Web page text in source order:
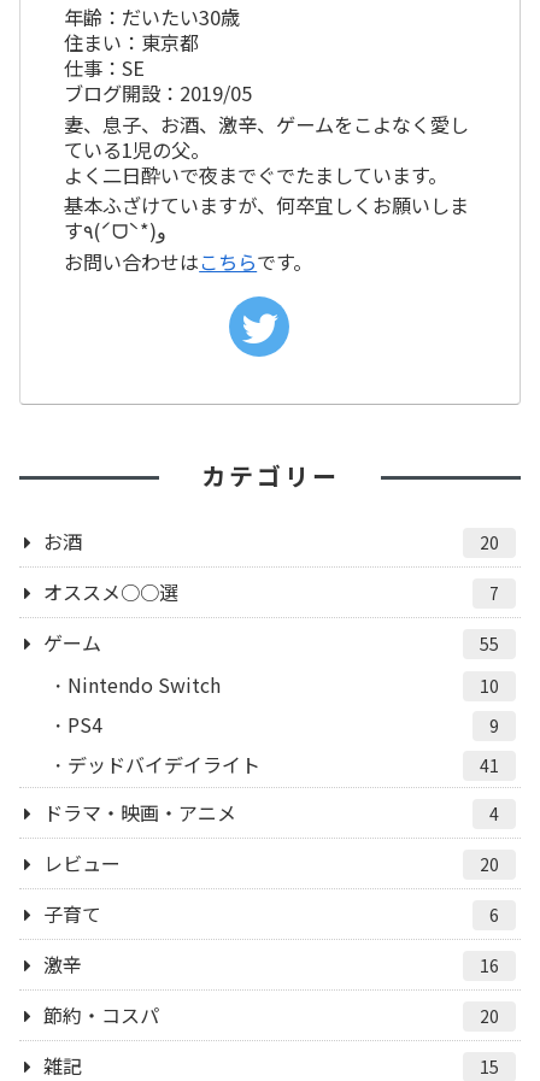
年齢：だいたい30歳
住まい：東京都
仕事：SE
ブログ開設：2019/05
妻、息子、お酒、激辛、ゲームをこよなく愛し
ている1児の父。
よく二日酔いで夜までぐでたましています。
基本ふざけていますが、何卒宜しくお願いしま
す٩(ˊᗜˋ*)و
お問い合わせはこちらです。
カテゴリー
お酒 20
オススメ○○選 7
ゲーム 55
Nintendo Switch 10
PS4 9
デッドバイデイライト 41
ドラマ・映画・アニメ 4
レビュー 20
子育て 6
激辛 16
節約・コスパ 20
雑記 15